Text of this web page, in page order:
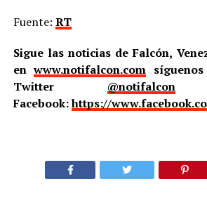
Fuente: RT
Sigue las noticias de Falcón,
enwww.notifalcon.com
Twitter @notifalcon
Facebook:https://